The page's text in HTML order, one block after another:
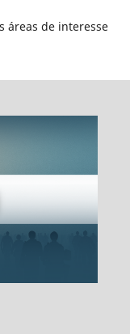
áreas de interesse